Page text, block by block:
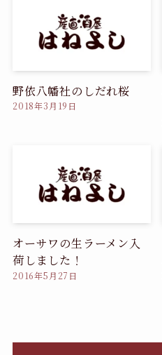
野依八幡社のしだれ桜
2018年3月19日
オーサワの生ラーメン入
荷しました！
2016年5月27日